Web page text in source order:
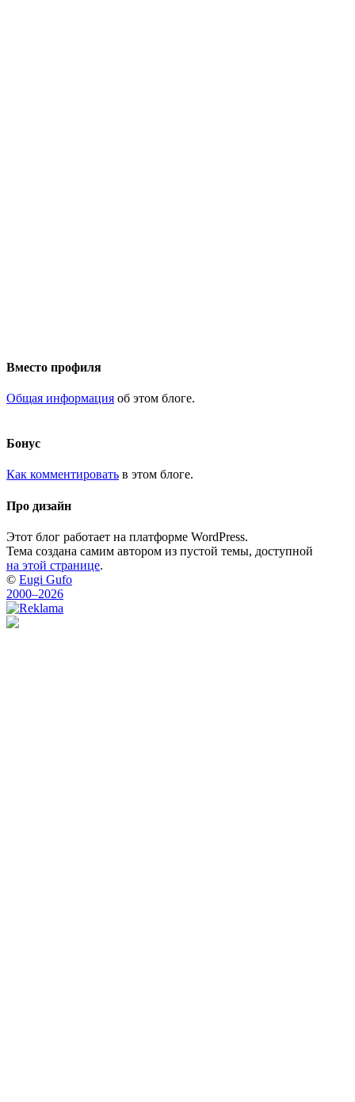
Вместо профиля
Общая информация об этом блоге.
Бонус
Как комментировать в этом блоге.
Про дизайн
Этот блог работает на платформе WordPress.
Тема создана самим автором из пустой темы, доступной
на этой странице.
© Eugi Gufo
2000–2026